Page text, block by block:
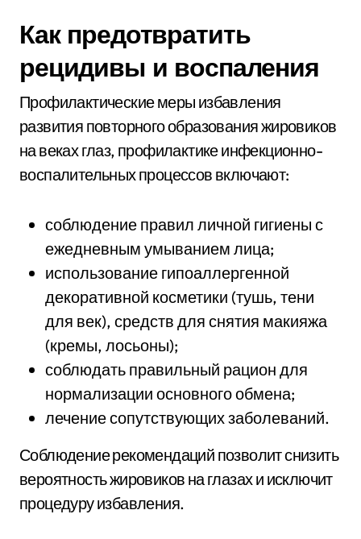
Как предотвратить
рецидивы и воспаления
Профилактические меры избавления
развития повторного образования жировиков
на веках глаз, профилактике инфекционно-
воспалительных процессов включают:
соблюдение правил личной гигиены с
ежедневным умыванием лица;
использование гипоаллергенной
декоративной косметики (тушь, тени
для век), средств для снятия макияжа
(кремы, лосьоны);
соблюдать правильный рацион для
нормализации основного обмена;
лечение сопутствующих заболеваний.
Соблюдение рекомендаций позволит снизить
вероятность жировиков на глазах и исключит
процедуру избавления.